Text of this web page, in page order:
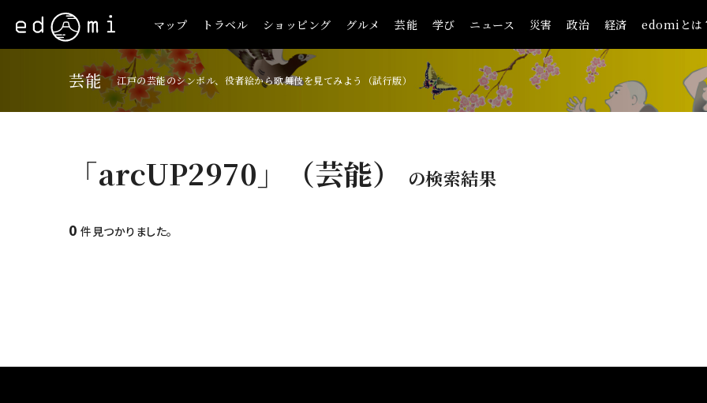
マップ トラベル ショッピング グルメ 芸能 学び ニュース 災害 政治 経済 edomiとは
芸能 江戸の芸能のシンボル、役者絵から歌舞伎を見てみよう（試行版）
「arcUP2970」（芸能） の検索結果
0 件見つかりました。